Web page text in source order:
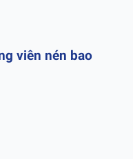
viên nén bao